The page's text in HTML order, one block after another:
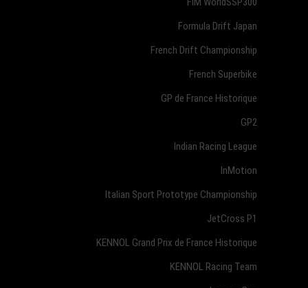
Formula Drift Japan
French Drift Championship
French Superbike
GP de France Historique
GP2
Indian Racing League
InMotion
Italian Sport Prototype Championship
JetCross P1
KENNOL Grand Prix de France Historique
KENNOL Racing Team